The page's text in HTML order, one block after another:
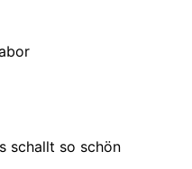
schallt so schön